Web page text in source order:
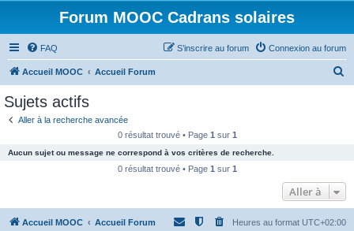
Forum MOOC Cadrans solaires
FAQ Connexion au forum
S’inscrire au forum
Accueil MOOC Accueil Forum
c
e
Sujets actifs
Aller à la recherche avancée
0 résultat trouvé • Page 1 sur 1
Aucun sujet ou message ne correspond à vos critères de recherche.
0 résultat trouvé • Page 1 sur 1
Aller à
Accueil MOOC Accueil Forum Heures au format UTC+02:00